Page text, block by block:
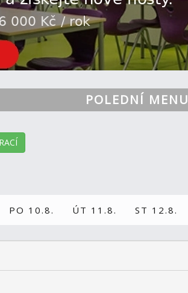
POLEDNÍ MENU
PO 10.8. ÚT 11.8. ST 12.8.